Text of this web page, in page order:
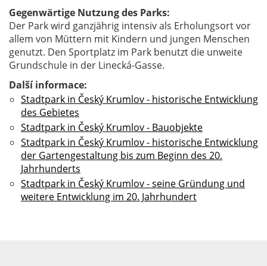
Gegenwärtige Nutzung des Parks:
Der Park wird ganzjährig intensiv als Erholungsort vor
allem von Müttern mit Kindern und jungen Menschen
genutzt. Den Sportplatz im Park benutzt die unweite
Grundschule in der Linecká-Gasse.
Další informace:
Stadtpark in Český Krumlov - historische Entwicklung
des Gebietes
Stadtpark in Český Krumlov - Bauobjekte
Stadtpark in Český Krumlov - historische Entwicklung
der Gartengestaltung bis zum Beginn des 20.
Jahrhunderts
Stadtpark in Český Krumlov - seine Gründung und
weitere Entwicklung im 20. Jahrhundert